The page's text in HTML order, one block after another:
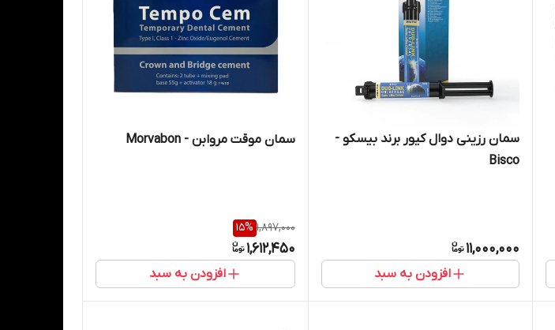
سمان رزینی دوال کیور برند بیسکو -
Bisco
11,000,000
افزودن به سبد
سمان موقت مروابن - Morvabon
1,897,000
15%
1,612,450
افزودن به سبد